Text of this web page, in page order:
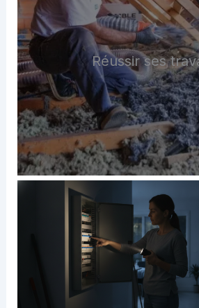
Réussir ses